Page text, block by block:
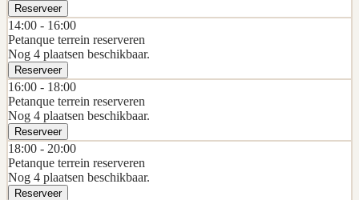
Reserveer
14:00 - 16:00
Petanque terrein reserveren
Nog 4 plaatsen beschikbaar.
Reserveer
16:00 - 18:00
Petanque terrein reserveren
Nog 4 plaatsen beschikbaar.
Reserveer
18:00 - 20:00
Petanque terrein reserveren
Nog 4 plaatsen beschikbaar.
Reserveer